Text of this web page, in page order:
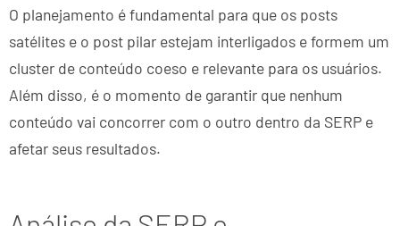
O planejamento é fundamental para que os posts
satélites e o post pilar estejam interligados e formem um
cluster de conteúdo coeso e relevante para os usuários.
Além disso, é o momento de garantir que nenhum
conteúdo vai concorrer com o outro dentro da SERP e
afetar seus resultados.